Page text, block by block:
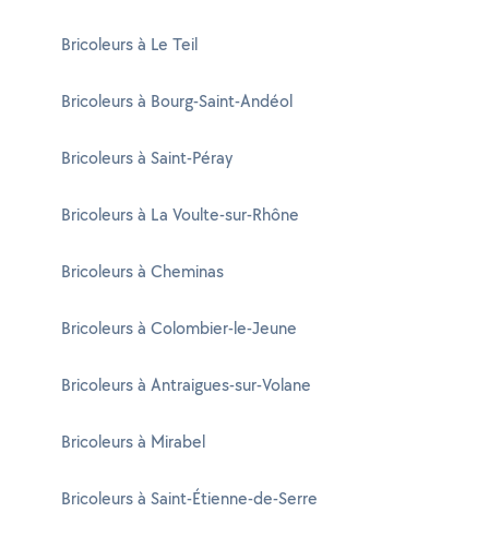
Bricoleurs à Le Teil
Bricoleurs à Bourg-Saint-Andéol
Bricoleurs à Saint-Péray
Bricoleurs à La Voulte-sur-Rhône
Bricoleurs à Cheminas
Bricoleurs à Colombier-le-Jeune
Bricoleurs à Antraigues-sur-Volane
Bricoleurs à Mirabel
Bricoleurs à Saint-Étienne-de-Serre